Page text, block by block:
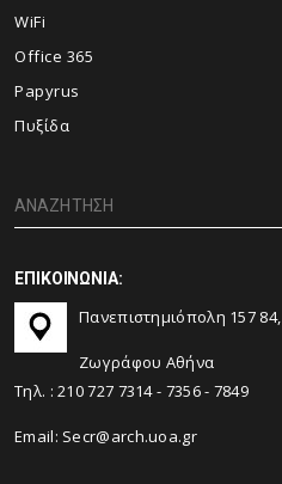
WiFi
Office 365
Papyrus
Πυξίδα
ΕΠΙΚΟΙΝΩΝΙΑ:
Πανεπιστημιόπολη 157 84,
Ζωγράφου Αθήνα
Τηλ. :210 727 7314- 7356- 7849
Email: Secr@arch.uoa.gr